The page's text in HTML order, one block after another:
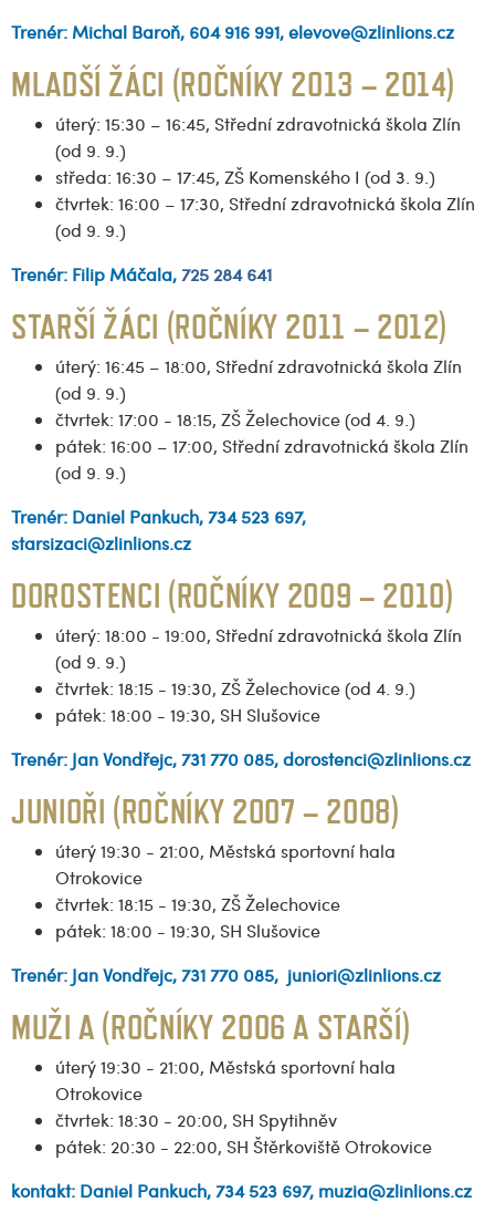
Trenér: Michal Baroň, 604 916 991, elevove@zlinlions.cz
MLADŠÍ ŽÁCI (ROČNÍKY 2013 – 2014)
úterý: 15:30 – 16:45, Střední zdravotnická škola Zlín
(od 9. 9.)
středa: 16:30 – 17:45, ZŠ Komenského I (od 3. 9.)
čtvrtek: 16:00 – 17:30, Střední zdravotnická škola Zlín
(od 9. 9.)
Trenér: Filip Máčala, 725 284 641
STARŠÍ ŽÁCI (ROČNÍKY 2011 – 2012)
úterý: 16:45 – 18:00, Střední zdravotnická škola Zlín
(od 9. 9.)
čtvrtek: 17:00 - 18:15, ZŠ Želechovice (od 4. 9.)
pátek: 16:00 – 17:00, Střední zdravotnická škola Zlín
(od 9. 9.)
Trenér: Daniel Pankuch, 734 523 697,
starsizaci@zlinlions.cz
DOROSTENCI (ROČNÍKY 2009 – 2010)
úterý: 18:00 - 19:00, Střední zdravotnická škola Zlín
(od 9. 9.)
čtvrtek: 18:15 - 19:30, ZŠ Želechovice (od 4. 9.)
pátek: 18:00 - 19:30, SH Slušovice
Trenér: Jan Vondřejc, 731 770 085, dorostenci@zlinlions.cz
JUNIOŘI (ROČNÍKY 2007 – 2008)
úterý 19:30 - 21:00, Městská sportovní hala
Otrokovice
čtvrtek: 18:15 - 19:30, ZŠ Želechovice
pátek: 18:00 - 19:30, SH Slušovice
Trenér: Jan Vondřejc, 731 770 085, juniori@zlinlions.cz
MUŽI A (ROČNÍKY 2006 A STARŠÍ)
úterý 19:30 - 21:00, Městská sportovní hala
Otrokovice
čtvrtek: 18:30 - 20:00, SH Spytihněv
pátek: 20:30 - 22:00, SH Štěrkoviště Otrokovice
kontakt: Daniel Pankuch, 734 523 697, muzia@zlinlions.cz